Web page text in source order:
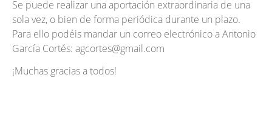
Se puede realizar una aportación extraordinaria de una
sola vez, o bien de forma periódica durante un plazo.
Para ello podéis mandar un correo electrónico a Antonio
García Cortés: agcortes@gmail.com
¡Muchas gracias a todos!